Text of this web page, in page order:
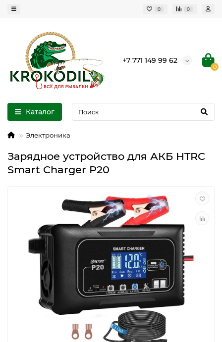
0 0
+7 771 149 99 62
0
Каталог
Электроника
Зарядное устройство для АКБ HTRC
Smart Charger P20